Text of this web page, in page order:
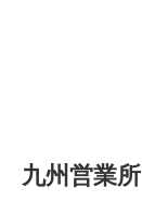
九州営業所